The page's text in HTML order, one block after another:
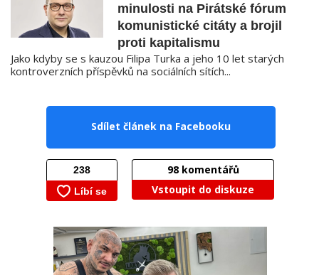
minulosti na Pirátské fórum
komunistické citáty a brojil
proti kapitalismu
Jako kdyby se s kauzou Filipa Turka a jeho 10 let starých
kontroverzních příspěvků na sociálních sítích...
Sdílet článek na Facebooku
98komentářů
Vstoupit do diskuze